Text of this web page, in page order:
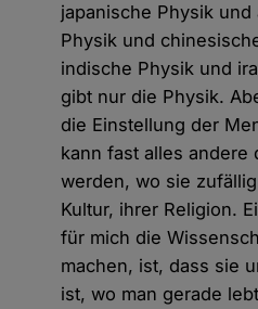
japanische Physik und
Physik und
indische Physik und
gibt nur die Physik.
die Einstellung der
kann fast alles andere
werden, wo sie
Kultur, ihrer Religion.
für mich die
machen, ist, dass sie
ist, wo man gerade